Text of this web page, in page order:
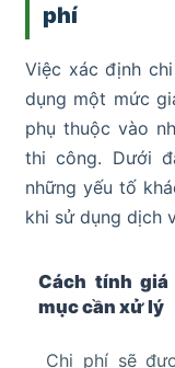
phí
Việc xác định
dụng một mức
phụ thuộc vào
thi công. Dưới
những yếu tố
khi sử dụng dịch
Cách tính
mục cần xử lý
Chi phí sẽ